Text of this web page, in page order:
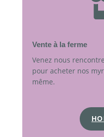
Vente à la ferme
Venez nous
pour acheter nos
même.